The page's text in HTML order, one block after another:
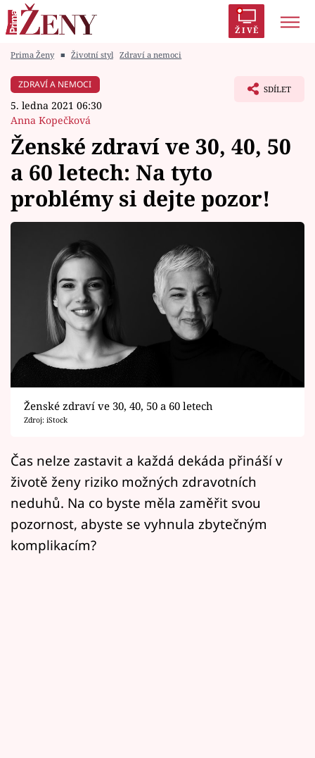
ŽIVĚ
Módní alarm
Zrádci
Témata
Celebrity
Vztahy
Seriály
Horoskopy
Sledujte prima+
Filmový festival Karlovy Vary
Pořady
Mámy sobě
Přihlášení
Sledujte nás
Prima Ženy ■ Životní styl Zdraví a nemoci
ZDRAVÍ A NEMOCI
5. ledna 2021 06:30
Anna Kopečková
SDÍLET
Ženské zdraví ve 30, 40, 50
a 60 letech: Na tyto
problémy si dejte pozor!
Ženské zdraví ve 30, 40, 50 a 60 letech
Zdroj: iStock
Čas nelze zastavit a každá dekáda přináší v
životě ženy riziko možných zdravotních
neduhů. Na co byste měla zaměřit svou
pozornost, abyste se vyhnula zbytečným
komplikacím?